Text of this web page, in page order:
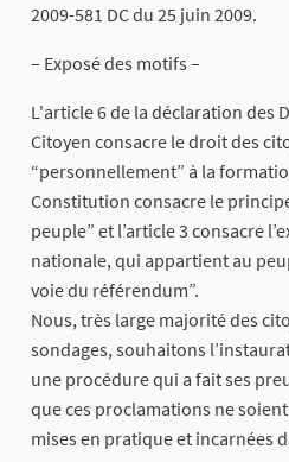
2009-581 DC du 25 juin 2009.
– Exposé des motifs –
L'article 6 de la déclaration des
Citoyen consacre le droit des
“personnellement” à la
Constitution consacre le
peuple” et l’article 3 consacre
nationale, qui appartient au
voie du référendum”.
Nous, très large majorité des
sondages, souhaitons
une procédure qui a fait ses
que ces proclamations ne
mises en pratique et incarnées